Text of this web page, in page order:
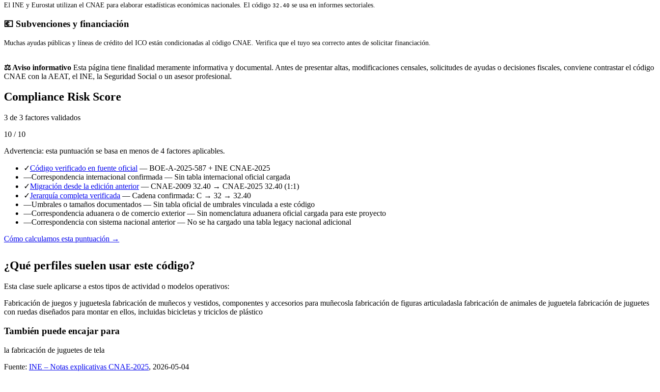
El INE y Eurostat utilizan el CNAE para elaborar estadísticas económicas nacionales. El código 32.40 se usa en informes sectoriales.
💶 Subvenciones y financiación
Muchas ayudas públicas y líneas de crédito del ICO están condicionadas al código CNAE. Verifica que el tuyo sea correcto antes de solicitar financiación.
⚖️ Aviso informativo Esta página tiene finalidad meramente informativa y documental. Antes de presentar altas, modificaciones censales, solicitudes de ayudas o decisiones fiscales, conviene contrastar el código
CNAE con la AEAT, el INE, la Seguridad Social o un asesor profesional.
Compliance Risk Score
3 de 3 factores validados
10 / 10
Advertencia: esta puntuación se basa en menos de 4 factores aplicables.
✓Código verificado en fuente oficial — BOE-A-2025-587 + INE CNAE-2025
—Correspondencia internacional confirmada — Sin tabla internacional oficial cargada
✓Migración desde la edición anterior — CNAE-2009 32.40 → CNAE-2025 32.40 (1:1)
✓Jerarquía completa verificada — Cadena confirmada: C → 32 → 32.40
—Umbrales o tamaños documentados — Sin tabla oficial de umbrales vinculada a este código
—Correspondencia aduanera o de comercio exterior— Sin nomenclatura aduanera oficial cargada para este proyecto
—Correspondencia con sistema nacional anterior— No se ha cargado una tabla legacy nacional adicional
Cómo calculamos esta puntuación →
¿Qué perfiles suelen usar este código?
Esta clase suele aplicarse a estos tipos de actividad o modelos operativos:
Fabricación de juegos y juguetesla fabricación de muñecos y vestidos, componentes y accesorios para muñecosla fabricación de figuras articuladasla fabricación de animales de juguetela fabricación de juguetes
con ruedas diseñados para montar en ellos, incluidas bicicletas y triciclos de plástico
También puede encajar para
la fabricación de juguetes de tela
Fuente: INE – Notas explicativas CNAE-2025, 2026-05-04